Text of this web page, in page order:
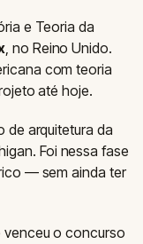
e Teoria da
, no Reino Unido.
com teoria
até hoje.
de arquitetura da
Foi nessa fase
— sem ainda ter
venceu o concurso